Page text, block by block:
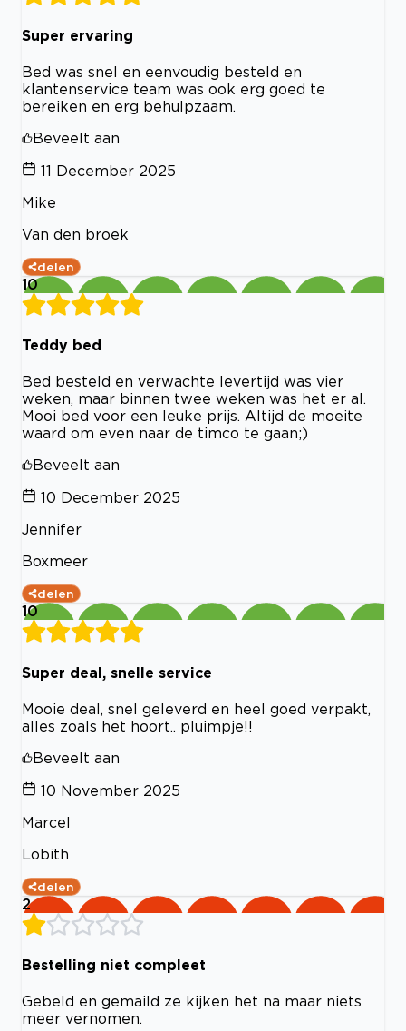
Super ervaring
Bed was snel en eenvoudig besteld en
klantenservice team was ook erg goed te
bereiken en erg behulpzaam.
Beveelt aan
11 December 2025
Mike
Van den broek
delen
10
Teddy bed
Bed besteld en verwachte levertijd was vier
weken, maar binnen twee weken was het er al.
Mooi bed voor een leuke prijs. Altijd de moeite
waard om even naar de timco te gaan;)
Beveelt aan
10 December 2025
Jennifer
Boxmeer
delen
10
Super deal, snelle service
Mooie deal, snel geleverd en heel goed verpakt,
alles zoals het hoort.. pluimpje!!
Beveelt aan
10 November 2025
Marcel
Lobith
delen
2
Bestelling niet compleet
Gebeld en gemaild ze kijken het na maar niets
meer vernomen.